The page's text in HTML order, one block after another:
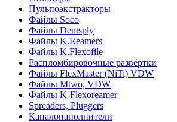
Пульпоэкстракторы
Файлы Soco
Файлы Dentsply
Файлы K.Reamers
Файлы K.Flexofile
Распломбировочные развёртки
Файлы FlexMaster (NiTi) VDW
Файлы Mtwo, VDW
Файлы K-Flexoreamer
Spreaders, Pluggers
Каналонаполнители